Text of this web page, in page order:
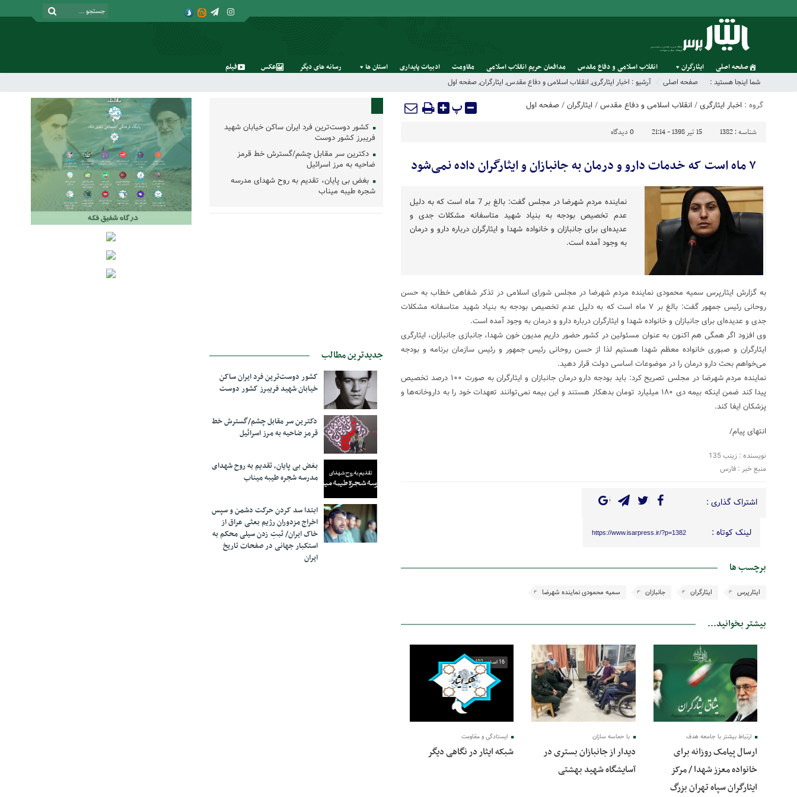
صفحه اصلی ایثارگران انقلاب اسلامی و دفاع مقدس مدافعان حریم انقلاب اسلامی مقاومت ادبیات پایداری استان‌ ها رسانه‌ های‌ دیگر عکس فیلم
شما اینجا هستید : صفحه اصلی آرشیو : اخبار ایثارگری, انقلاب اسلامی و دفاع مقدس, ایثارگران,صفحه اول
گروه : اخبار ایثارگری/انقلاب اسلامی و دفاع مقدس/ایثارگران/ صفحه اول پ
شناسه : 1382 15 تیر 1398 - 21:14 0 دیدگاه
۷ ماه است که خدمات دارو و درمان به جانبازان و ایثارگران داده نمی‌شود
نماینده مردم شهرضا در مجلس گفت: بالغ بر 7 ماه است که به دلیل
عدم تخصیص بودجه به بنیاد شهید متاسفانه مشکلات جدی و
عدیده‌ای برای جانبازان و خانواده شهدا و ایثارگران درباره دارو و درمان
به وجود آمده است.
به گزارش ایثارپرس سمیه محمودی نماینده مردم شهرضا در مجلس شورای اسلامی در تذکر شفاهی خطاب به حسن
روحانی رئیس جمهور گفت: بالغ بر ۷ ماه است که به دلیل عدم تخصیص بودجه به بنیاد شهید متاسفانه مشکلات
جدی و عدیده‌ای برای جانبازان و خانواده شهدا و ایثارگران درباره دارو و درمان به وجود آمده است.
وی افزود اگر همگی هم اکنون به عنوان مسئولین در کشور حضور داریم مدیون خون شهدا، جانبازی جانبازان، ایثارگری
ایثارگران و صبوری خانواده معظم شهدا هستیم لذا از حسن روحانی رئیس جمهور و رئیس سازمان برنامه و بودجه
می‌خواهم بحث دارو درمان را در موضوعات اساسی دولت قرار دهید.
نماینده مردم شهرضا در مجلس تصریح کرد: باید بودجه دارو درمان جانبازان و ایثارگران به صورت ۱۰۰ درصد تخصیص
پیدا کند ضمن اینکه بیمه دی ۱۸۰ میلیارد تومان بدهکار هستند و این بیمه نمی‌توانند تعهدات خود را به داروخانه‌ها و
پزشکان ایفا کند.
انتهای پیام/
نویسنده : زینب 135
منبع خبر : فارس
اشتراک گذاری :
لینک کوتاه : https://www.isarpress.ir/?p=1382
برچسب ها
ایثارپرس ایثارگران جانبازان سمیه محمودی نماینده شهرضا
بیشتر بخوانید...
ارتباط بیشتر با جامعه هدف
ارسال پیامک روزانه برای
خانواده معزز شهدا / مرکز
ایثارگران سپاه تهران بزرگ
29 مهر 1403
با حماسه سازان
دیدار از جانبازان بستری در
آسایشگاه شهید بهشتی
16 اسفند 1402
ایستادگی و مقاومت
شبکه ایثار در نگاهی دیگر
کشور دوست‌ترین فرد ایران ساکن خیابان شهید
فریبرز کشور دوست
دکترین سر مقابل چشم/گسترش خط قرمز
ضاحیه به مرز اسرائیل
بغض بی پایان، تقدیم به روح شهدای مدرسه
شجره طیبه میناب
جدیدترین مطالب
کشور دوست‌ترین فرد ایران ساکن
خیابان شهید فریبرز کشور دوست
دکترین سر مقابل چشم/گسترش خط
قرمز ضاحیه به مرز اسرائیل
بغض بی پایان، تقدیم به روح شهدای
مدرسه شجره طیبه میناب
ابتدا سد کردن حرکت دشمن و سپس
اخراج مزدوران رژیم بعثی عراق از
خاک ایران/ ثبتِ زدن سیلی محکم به
استکبار جهانی در صفحات تاریخ
ایران